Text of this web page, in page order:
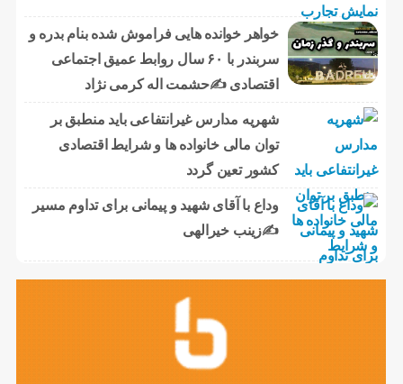
خواهر خوانده هایی فراموش شده بنام بدره و
سربندر با ۶۰ سال روابط عمیق اجتماعی
اقتصادی ✍حشمت اله کرمی نژاد
شهریه مدارس غیرانتفاعی باید منطبق بر
توان مالی خانواده ها و شرایط اقتصادی
کشور تعین گردد
وداع با آقای شهید و پیمانی برای تداوم مسیر
✍زینب خیرالهی